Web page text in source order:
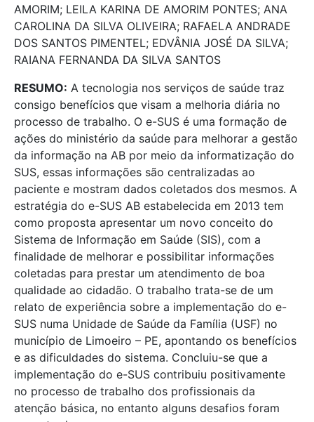
AMORIM; LEILA KARINA DE AMORIM PONTES; ANA
CAROLINA DA SILVA OLIVEIRA; RAFAELA ANDRADE
DOS SANTOS PIMENTEL; EDVÂNIA JOSÉ DA SILVA;
RAIANA FERNANDA DA SILVA SANTOS
RESUMO: A tecnologia nos serviços de saúde traz
consigo benefícios que visam a melhoria diária no
processo de trabalho. O e-SUS é uma formação de
ações do ministério da saúde para melhorar a gestão
da informação na AB por meio da informatização do
SUS, essas informações são centralizadas ao
paciente e mostram dados coletados dos mesmos. A
estratégia do e-SUS AB estabelecida em 2013 tem
como proposta apresentar um novo conceito do
Sistema de Informação em Saúde (SIS), com a
finalidade de melhorar e possibilitar informações
coletadas para prestar um atendimento de boa
qualidade ao cidadão. O trabalho trata-se de um
relato de experiência sobre a implementação do e-
SUS numa Unidade de Saúde da Família (USF) no
município de Limoeiro – PE, apontando os benefícios
e as dificuldades do sistema. Concluiu-se que a
implementação do e-SUS contribuiu positivamente
no processo de trabalho dos profissionais da
atenção básica, no entanto alguns desafios foram